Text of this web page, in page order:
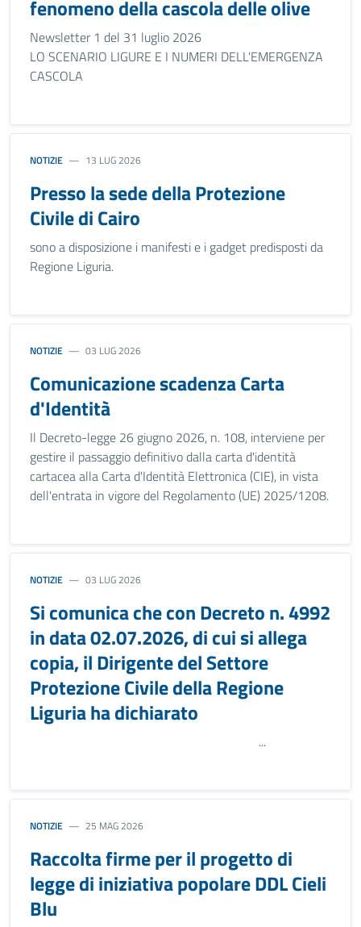
fenomeno della cascola delle olive
Newsletter 1 del 31 luglio 2026
LO SCENARIO LIGURE E I NUMERI DELL'EMERGENZA
CASCOLA
NOTIZIE 13 LUG 2026
Presso la sede della Protezione
Civile di Cairo
sono a disposizione i manifesti e i gadget predisposti da
Regione Liguria.
NOTIZIE 03 LUG 2026
Comunicazione scadenza Carta
d'Identità
Il Decreto-legge 26 giugno 2026, n. 108, interviene per
gestire il passaggio definitivo dalla carta d'identità
cartacea alla Carta d'Identità Elettronica (CIE), in vista
dell'entrata in vigore del Regolamento (UE) 2025/1208.
NOTIZIE 03 LUG 2026
Si comunica che con Decreto n. 4992
in data 02.07.2026, di cui si allega
copia, il Dirigente del Settore
Protezione Civile della Regione
Liguria ha dichiarato
...
NOTIZIE 25 MAG 2026
Raccolta firme per il progetto di
legge di iniziativa popolare DDL Cieli
Blu